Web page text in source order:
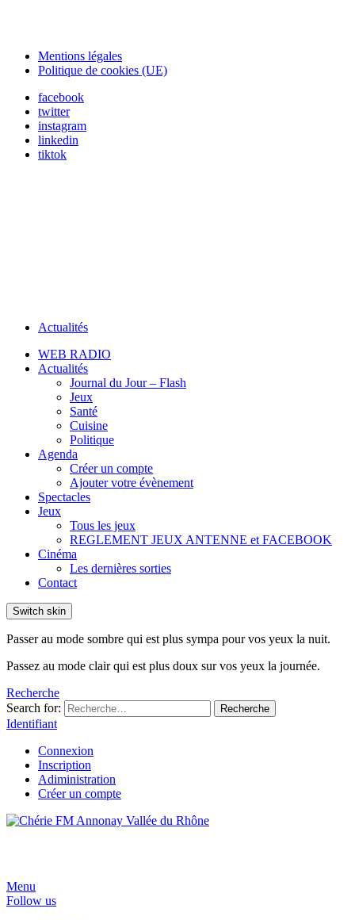
Mentions légales
Politique de cookies (UE)
facebook
twitter
instagram
linkedin
tiktok
Actualités
WEB RADIO
Actualités
Journal du Jour – Flash
Jeux
Santé
Cuisine
Politique
Agenda
Créer un compte
Ajouter votre évènement
Spectacles
Jeux
Tous les jeux
REGLEMENT JEUX ANTENNE et FACEBOOK
Cinéma
Les dernières sorties
Contact
Switch skin
Passer au mode sombre qui est plus sympa pour vos yeux la nuit.
Passez au mode clair qui est plus doux sur vos yeux la journée.
Recherche
Search for:
Recherche
Identifiant
Connexion
Inscription
Adiministration
Créer un compte
Menu
Follow us